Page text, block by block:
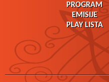
PROGRAM
EMISIJE
PLAY LISTA